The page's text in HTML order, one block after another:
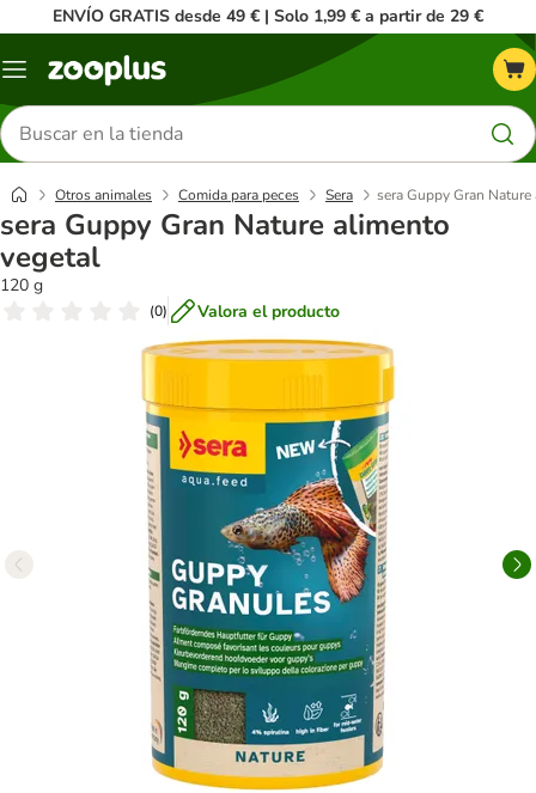
ENVÍO GRATIS desde 49 € | Solo 1,99 € a partir de 29 €
Menú
Buscar
productos
Otros animales Comida para peces Sera sera Guppy Gran
sera Guppy Gran Nature alimento
vegetal
120 g
(0) Valora el producto